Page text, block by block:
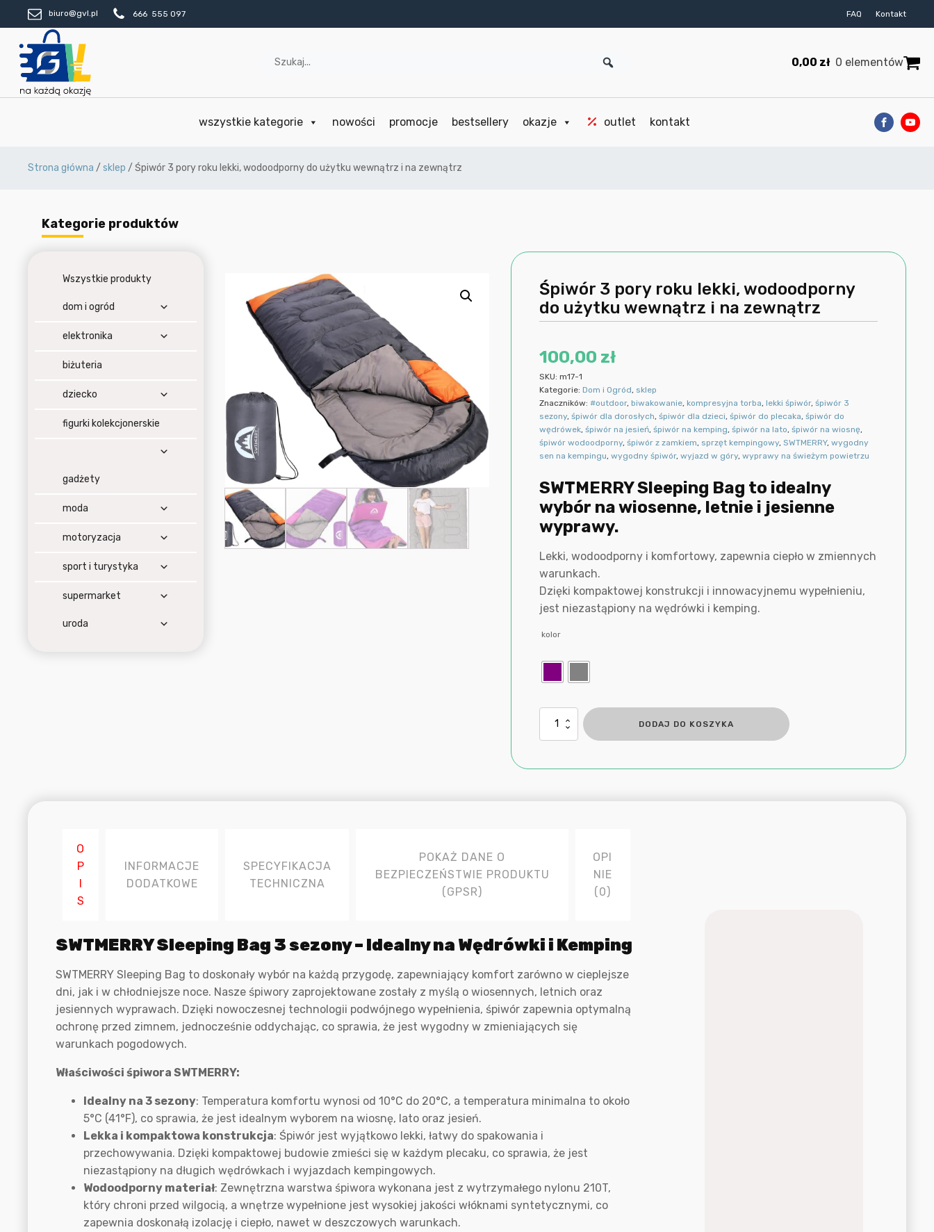
biuro@gvl.pl 666 555 097 FAQ Kontakt
0,00 zł 0 elementów
wszystkie kategorie nowości promocje bestsellery okazje outlet kontakt
Strona główna / sklep / Śpiwór 3 pory roku lekki, wodoodporny do użytku wewnątrz i na zewnątrz
Kategorie produktów
Wszystkie produkty
dom i ogród
elektronika
biżuteria
dziecko
figurki kolekcjonerskie
gadżety
moda
motoryzacja
sport i turystyka
supermarket
uroda
Śpiwór 3 pory roku lekki, wodoodporny
do użytku wewnątrz i na zewnątrz
100,00 zł
SKU:m17-1
Kategorie: Dom i Ogród, sklep
Znaczników:#outdoor, biwakowanie, kompresyjna torba, lekki śpiwór,śpiwór 3
sezony,śpiwór dla dorosłych,śpiwór dla dzieci,śpiwór do plecaka,śpiwór do
wędrówek,śpiwór na jesień,śpiwór na kemping,śpiwór na lato,śpiwór na wiosnę,
śpiwór wodoodporny,śpiwór z zamkiem, sprzęt kempingowy,SWTMERRY,wygodny
sen na kempingu,wygodny śpiwór,wyjazd w góry,wyprawy na świeżym powietrzu
SWTMERRY Sleeping Bag to idealny
wybór na wiosenne, letnie i jesienne
wyprawy.
Lekki, wodoodporny i komfortowy, zapewnia ciepło w zmiennych
warunkach.
Dzięki kompaktowej konstrukcji i innowacyjnemu wypełnieniu,
jest niezastąpiony na wędrówki i kemping.
kolor
ilość
roku
zewnątrz
DODAJ DO KOSZYKA
O
P
I
S
INFORMACJE
DODATKOWE
SPECYFIKACJA
TECHNICZNA
POKAŻ DANE O
BEZPIECZEŃSTWIE PRODUKTU
(GPSR)
OPI
NIE
(0)
SWTMERRY Sleeping Bag 3 sezony – Idealny na Wędrówki i Kemping
SWTMERRY Sleeping Bag to doskonały wybór na każdą przygodę, zapewniający komfort zarówno w cieplejsze
dni, jak i w chłodniejsze noce. Nasze śpiwory zaprojektowane zostały z myślą o wiosennych, letnich oraz
jesiennych wyprawach. Dzięki nowoczesnej technologii podwójnego wypełnienia, śpiwór zapewnia optymalną
ochronę przed zimnem, jednocześnie oddychając, co sprawia, że jest wygodny w zmieniających się
warunkach pogodowych.
Właściwości śpiwora SWTMERRY:
Idealny na 3 sezony: Temperatura komfortu wynosi od 10°C do 20°C, a temperatura minimalna to około
5°C (41°F), co sprawia, że jest idealnym wyborem na wiosnę, lato oraz jesień.
Lekka i kompaktowa konstrukcja: Śpiwór jest wyjątkowo lekki, łatwy do spakowania i
przechowywania. Dzięki kompaktowej budowie zmieści się w każdym plecaku, co sprawia, że jest
niezastąpiony na długich wędrówkach i wyjazdach kempingowych.
Wodoodporny materiał: Zewnętrzna warstwa śpiwora wykonana jest z wytrzymałego nylonu 210T,
który chroni przed wilgocią, a wnętrze wypełnione jest wysokiej jakości włóknami syntetycznymi, co
zapewnia doskonałą izolację i ciepło, nawet w deszczowych warunkach.